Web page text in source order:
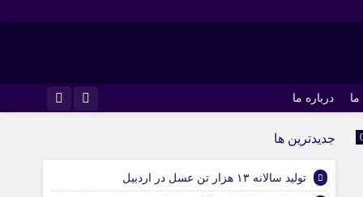
درباره ما
جديدترين ها
تولید سالانه ۱۳ هزار تن عسل در اردبیل